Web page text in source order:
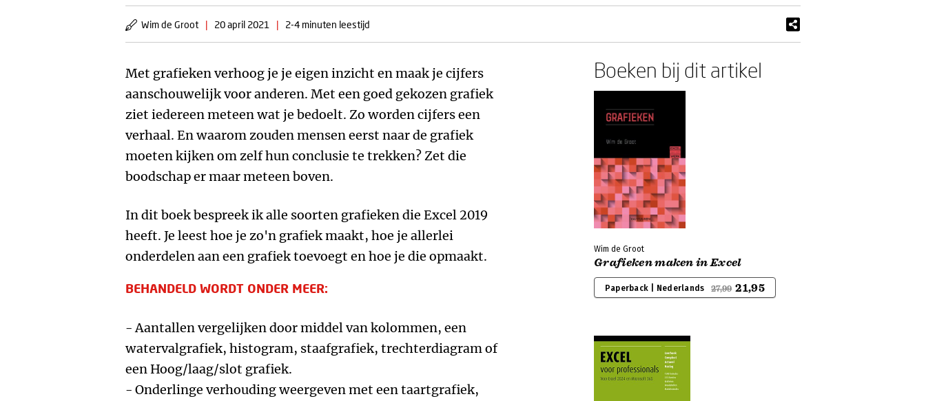
Wim de Groot | 20 april 2021 | 2-4 minuten leestijd
Met grafieken verhoog je je eigen inzicht en maak je cijfers
aanschouwelijk voor anderen. Met een goed gekozen grafiek
ziet iedereen meteen wat je bedoelt. Zo worden cijfers een
verhaal. En waarom zouden mensen eerst naar de grafiek
moeten kijken om zelf hun conclusie te trekken? Zet die
boodschap er maar meteen boven.
In dit boek bespreek ik alle soorten grafieken die Excel 2019
heeft. Je leest hoe je zo'n grafiek maakt, hoe je allerlei
onderdelen aan een grafiek toevoegt en hoe je die opmaakt.
BEHANDELD WORDT ONDER MEER:
- Aantallen vergelijken door middel van kolommen, een
watervalgrafiek, histogram, staafgrafiek, trechterdiagram of
een Hoog/laag/slot grafiek.
- Onderlinge verhouding weergeven met een taartgrafiek,
Boeken bij dit artikel
Wim de Groot
Grafieken maken in Excel
Paperback | Nederlands 27,99 21,95